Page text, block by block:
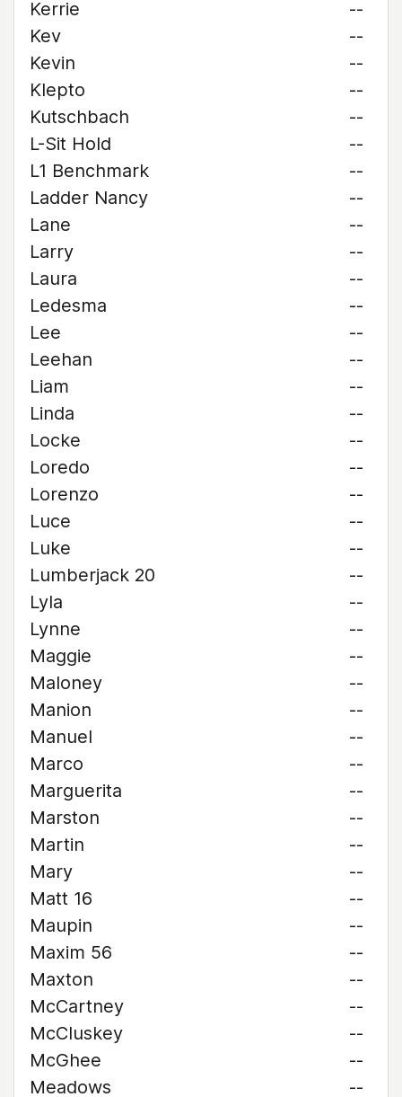
Kerrie
--
Kev
--
Kevin
--
Klepto
--
Kutschbach
--
L-Sit Hold
--
L1 Benchmark
--
Ladder Nancy
--
Lane
--
Larry
--
Laura
--
Ledesma
--
Lee
--
Leehan
--
Liam
--
Linda
--
Locke
--
Loredo
--
Lorenzo
--
Luce
--
Luke
--
Lumberjack 20
--
Lyla
--
Lynne
--
Maggie
--
Maloney
--
Manion
--
Manuel
--
Marco
--
Marguerita
--
Marston
--
Martin
--
Mary
--
Matt 16
--
Maupin
--
Maxim 56
--
Maxton
--
McCartney
--
McCluskey
--
McGhee
--
Meadows
--